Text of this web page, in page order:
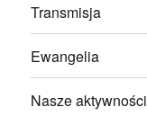
Transmisja
Ewangelia
Nasze aktywności